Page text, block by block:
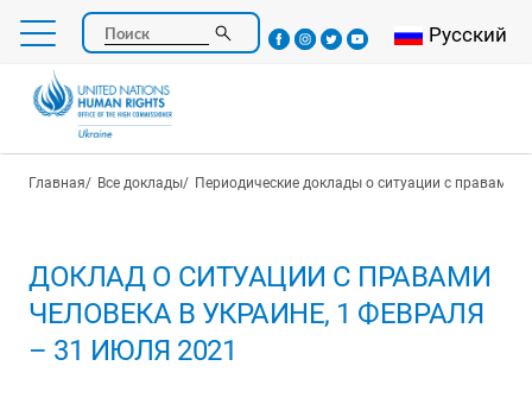
Перейти
основному
содержанию
Поиск Select your
Русский
Строка навигации
Главная Все доклады Периодические доклады о ситуации с правами
ДОКЛАД О СИТУАЦИИ С ПРАВАМИ
ЧЕЛОВЕКА В УКРАИНЕ, 1 ФЕВРАЛЯ
– 31 ИЮЛЯ 2021